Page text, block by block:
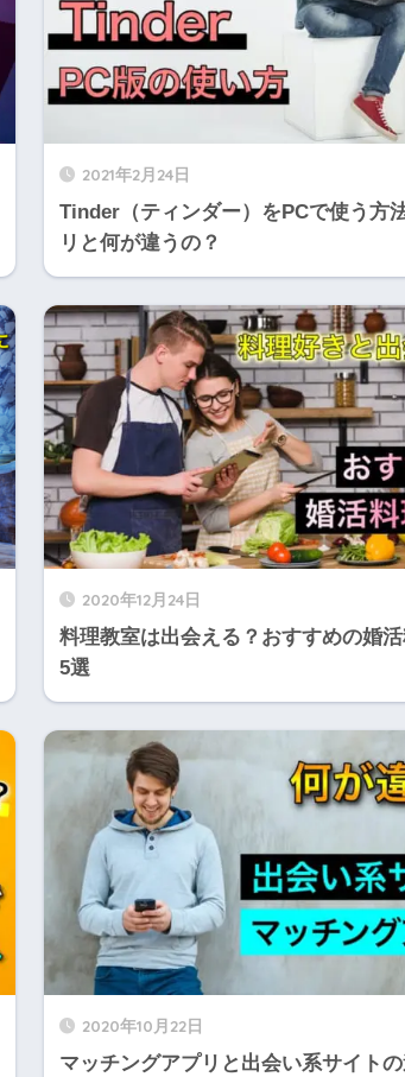
2021年2月24日
Tinder（ティンダー）をPCで使う方
リと何が違うの？
2020年12月24日
料理教室は出会える？おすすめの婚
5選
2020年10月22日
マッチングアプリと出会い系サイト